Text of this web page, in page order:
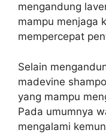
mengandung
mampu menjaga
mempercepat
Selain
madevine
yang mampu
Pada umumnya
mengalami